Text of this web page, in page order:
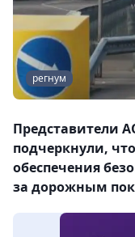
регнум
Представители
подчеркнули,
обеспечения
за дорожным